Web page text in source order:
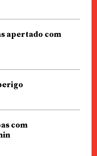
apertado com
com